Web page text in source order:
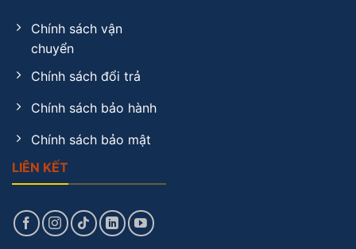
Chính sách vận
chuyển
Chính sách đổi trả
Chính sách bảo hành
Chính sách bảo mật
LIÊN KẾT